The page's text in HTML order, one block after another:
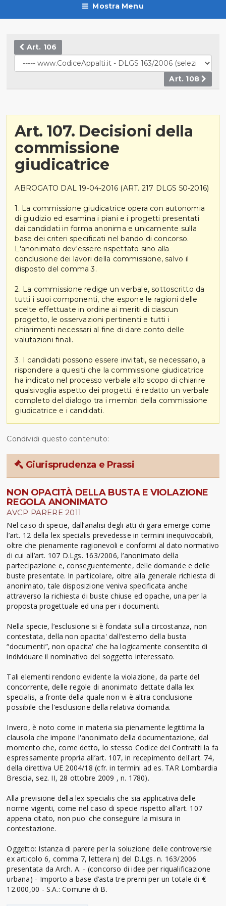
Mostra Menu
Art. 106
Art. 108
Art. 107. Decisioni della
commissione
giudicatrice
ABROGATO DAL 19-04-2016 (ART. 217 DLGS 50-2016)
1. La commissione giudicatrice opera con autonomia
di giudizio ed esamina i piani e i progetti presentati
dai candidati in forma anonima e unicamente sulla
base dei criteri specificati nel bando di concorso.
L'anonimato dev'essere rispettato sino alla
conclusione dei lavori della commissione, salvo il
disposto del comma 3.
2. La commissione redige un verbale, sottoscritto da
tutti i suoi componenti, che espone le ragioni delle
scelte effettuate in ordine ai meriti di ciascun
progetto, le osservazioni pertinenti e tutti i
chiarimenti necessari al fine di dare conto delle
valutazioni finali.
3. I candidati possono essere invitati, se necessario, a
rispondere a quesiti che la commissione giudicatrice
ha indicato nel processo verbale allo scopo di chiarire
qualsivoglia aspetto dei progetti. é redatto un verbale
completo del dialogo tra i membri della commissione
giudicatrice e i candidati.
Condividi questo contenuto:
Giurisprudenza e Prassi
NON OPACITÀ DELLA BUSTA E VIOLAZIONE
REGOLA ANONIMATO
AVCP PARERE 2011
Nel caso di specie, dall’analisi degli atti di gara emerge come
l’art. 12 della lex specialis prevedesse in termini inequivocabili,
oltre che pienamente ragionevoli e conformi al dato normativo
di cui all’art. 107 D.Lgs. 163/2006, l’anonimato della
partecipazione e, conseguentemente, delle domande e delle
buste presentate. In particolare, oltre alla generale richiesta di
anonimato, tale disposizione veniva specificata anche
attraverso la richiesta di buste chiuse ed opache, una per la
proposta progettuale ed una per i documenti.
Nella specie, l’esclusione si è fondata sulla circostanza, non
contestata, della non opacita' dall’esterno della busta
“documenti”, non opacita' che ha logicamente consentito di
individuare il nominativo del soggetto interessato.
Tali elementi rendono evidente la violazione, da parte del
concorrente, delle regole di anonimato dettate dalla lex
specialis, a fronte della quale non vi è altra conclusione
possibile che l’esclusione della relativa domanda.
Invero, è noto come in materia sia pienamente legittima la
clausola che impone l'anonimato della documentazione, dal
momento che, come detto, lo stesso Codice dei Contratti la fa
espressamente propria all’art. 107, in recepimento dell'art. 74,
della direttiva UE 2004/18 (cfr. in termini ad es. TAR Lombardia
Brescia, sez. II, 28 ottobre 2009 , n. 1780).
Alla previsione della lex specialis che sia applicativa delle
norme vigenti, come nel caso di specie rispetto all’art. 107
appena citato, non puo' che conseguire la misura in
contestazione.
Oggetto: Istanza di parere per la soluzione delle controversie
ex articolo 6, comma 7, lettera n) del D.Lgs. n. 163/2006
presentata da Arch. A. - (concorso di idee per riqualificazione
urbana) - Importo a base d’asta tre premi per un totale di €
12.000,00 - S.A.: Comune di B.